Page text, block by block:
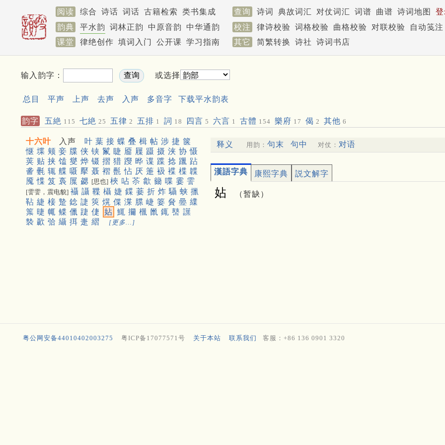
阅读 综合 诗话 词话 古籍检索 类书集成 查询 诗词 典故词汇 对仗词汇 词谱 曲谱 诗词地图
韵典
平水韵 词林正韵 中原音韵 中华通韵 校注 律诗校验 词格校验 曲格校验 对联校验
自动笺注
课堂
律绝创作 填词入门 公开课 学习指南 其它 简繁转换 诗社 诗词书店
输入韵字： 或选择
总目 平声 上声 去声 入声 多音字 下载平水韵表
韵字 五絶 115 七絶 25 五律 2 五排 1 詞 18 四言 5 六言 1 古體 154 樂府 17 偈 2 其他 6
十六叶 入声 叶 葉 接 蝶 叠 楫 帖 涉 捷 箧
惬 堞 颊 妾 牒 侠 铗 鬣 睫 靥 屧 蹑 摄 浃 协 慑
荚 贴 挟 馌 燮 烨 镊 摺 猎 躞 晔 谍 蹀 捻 躐 跕
詟 氎 辄 艓 嗫 擪 聂 褶 㲲 怗 厌 箑 衱 褋 楪 韘
魇 惵 笈 裛 屟 勰 [思也] 梜 呫 苶 歙 籋 喋 霎 霅
[霅霅，震电貌] 襵 讘 鞢 欇 婕 鍱 菨 折 炸 䯀 蛱 擸
䩞 緁 椄 䠟 錜 誱 筴 熀 偞 渫 䐑 崨 䈉 䝱 㬪 䌜
䈎 㫸 㡇 鲽 儠 踕 倢 㚲 鮿 㩶 㯿 巤 銸 䵿 䜓
褺 㱌 㢵 䌰 挕 疌 䌌 [更多…]
释义 用韵： 句末 句中 对仗： 对语
漢語字典 康熙字典 説文解字
㚲 （暂缺）
粤公网安备44010402003275 粤ICP备17077571号 关于本站 联系我们 客服：+86 136 0901 3320